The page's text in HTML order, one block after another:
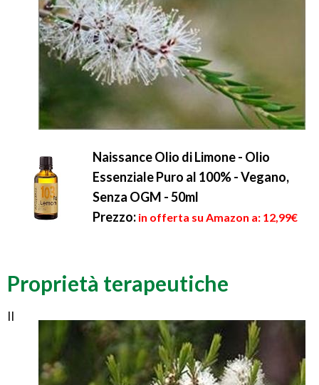
Naissance Olio di Limone - Olio
Essenziale Puro al 100% - Vegano,
Senza OGM - 50ml
Prezzo: in offerta su Amazon a: 12,99€
Proprietà terapeutiche
Il